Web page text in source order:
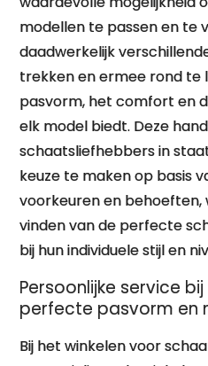
modellen te passen en te
daadwerkelijk
trekken en ermee rond te
pasvorm, het comfort en
elk model biedt. Deze
schaatsliefhebbers in
keuze te maken op basis
voorkeuren en
vinden van de perfecte
bij hun individuele stijl en
Persoonlijke service
perfecte pasvorm en
Bij het winkelen voor